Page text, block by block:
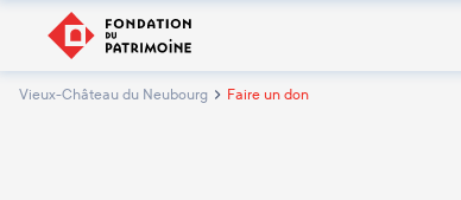
Vieux-Château du Neubourg Faire un don